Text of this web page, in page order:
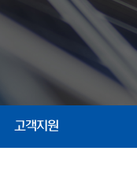
고객지원